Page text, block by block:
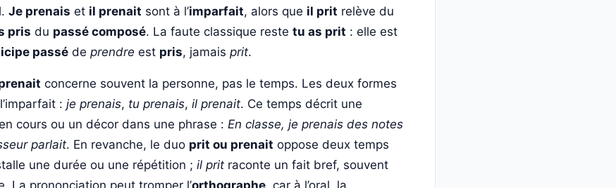
Je prenais et il prenait sont à l’imparfait, alors que il prit relève du
pris du passé composé. La faute classique reste tu as prit : elle est
passé de prendre est pris, jamais prit.
concerne souvent la personne, pas le temps. Les deux formes
: je prenais, tu prenais, il prenait. Ce temps décrit une
cours ou un décor dans une phrase : En classe, je prenais des notes
parlait. En revanche, le duo prit ou prenait oppose deux temps
une durée ou une répétition ; il prit raconte un fait bref, souvent
La prononciation peut tromper l’orthographe , car à l’oral, la